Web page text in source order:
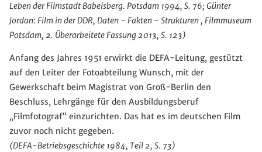
Leben der Filmstadt Babelsberg. Potsdam 1994, S. 76; Günter
Jordan: Film in der DDR, Daten - Fakten - Strukturen , Filmmuseum
Potsdam, 2. Überarbeitete Fassung 2013, S. 123)
Anfang des Jahres 1951 erwirkt die DEFA-Leitung, gestützt
auf den Leiter der Fotoabteilung Wunsch, mit der
Gewerkschaft beim Magistrat von Groß-Berlin den
Beschluss, Lehrgänge für den Ausbildungsberuf
„Filmfotograf“ einzurichten. Das hat es im deutschen Film
zuvor noch nicht gegeben.
(DEFA-Betriebsgeschichte 1984, Teil 2, S. 73)